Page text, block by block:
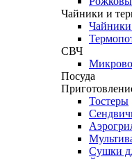
Чайники и
Чайники
СВЧ
Посуда
Тостеры
Сушки